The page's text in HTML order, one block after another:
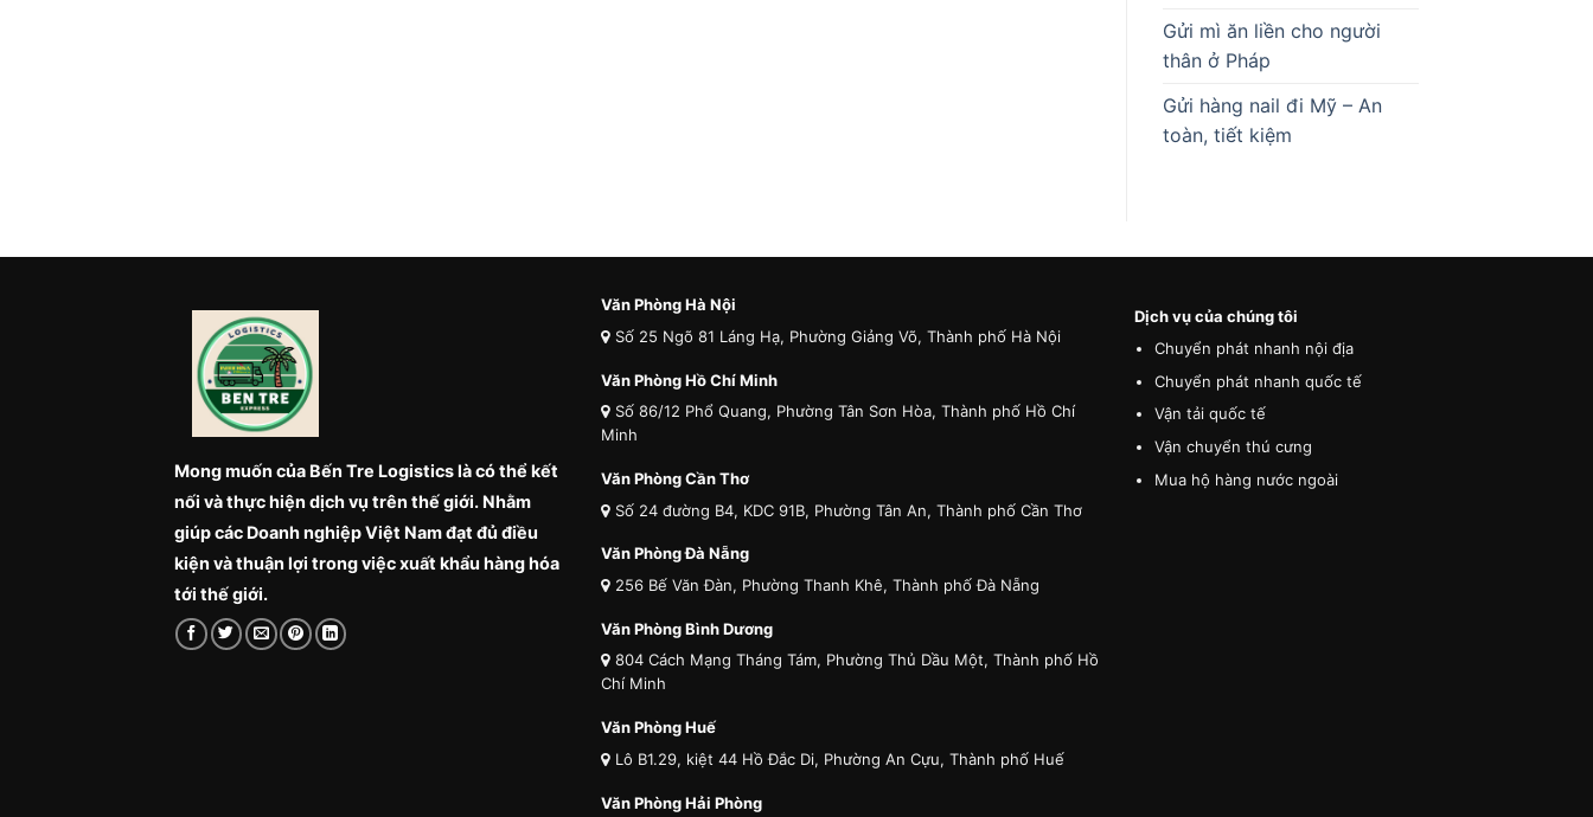
Gửi mì ăn liền cho người
thân ở Pháp
Gửi hàng nail đi Mỹ – An
toàn, tiết kiệm
Mong muốn của Bến Tre Logistics là có thể kết
nối và thực hiện dịch vụ trên thế giới. Nhằm
giúp các Doanh nghiệp Việt Nam đạt đủ điều
kiện và thuận lợi trong việc xuất khẩu hàng hóa
tới thế giới.
Văn Phòng Hà Nội
Số 25 Ngõ 81 Láng Hạ, Phường Giảng Võ, Thành phố Hà Nội
Văn Phòng Hồ Chí Minh
Số 86/12 Phổ Quang, Phường Tân Sơn Hòa, Thành phố Hồ Chí
Minh
Văn Phòng Cần Thơ
Số 24 đường B4, KDC 91B, Phường Tân An, Thành phố Cần Thơ
Văn Phòng Đà Nẵng
256 Bế Văn Đàn, Phường Thanh Khê, Thành phố Đà Nẵng
Văn Phòng Bình Dương
804 Cách Mạng Tháng Tám, Phường Thủ Dầu Một, Thành phố Hồ
Chí Minh
Văn Phòng Huế
Lô B1.29, kiệt 44 Hồ Đắc Di, Phường An Cựu, Thành phố Huế
Văn Phòng Hải Phòng
Dịch vụ của chúng tôi
Chuyển phát nhanh nội địa
Chuyển phát nhanh quốc tế
Vận tải quốc tế
Vận chuyển thú cưng
Mua hộ hàng nước ngoài